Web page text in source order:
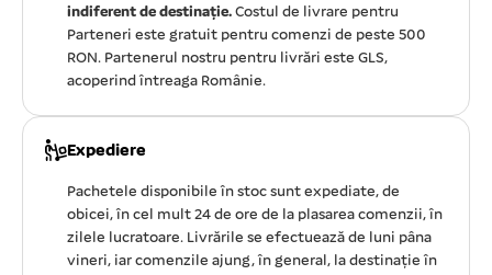
indiferent de destinație. Costul de livrare pentru
Parteneri este gratuit pentru comenzi de peste 500
RON. Partenerul nostru pentru livrări este GLS,
acoperind întreaga Românie.
Expediere
Pachetele disponibile în stoc sunt expediate, de
obicei, în cel mult 24 de ore de la plasarea comenzii, în
zilele lucratoare. Livrările se efectuează de luni pâna
vineri, iar comenzile ajung, în general, la destinație în